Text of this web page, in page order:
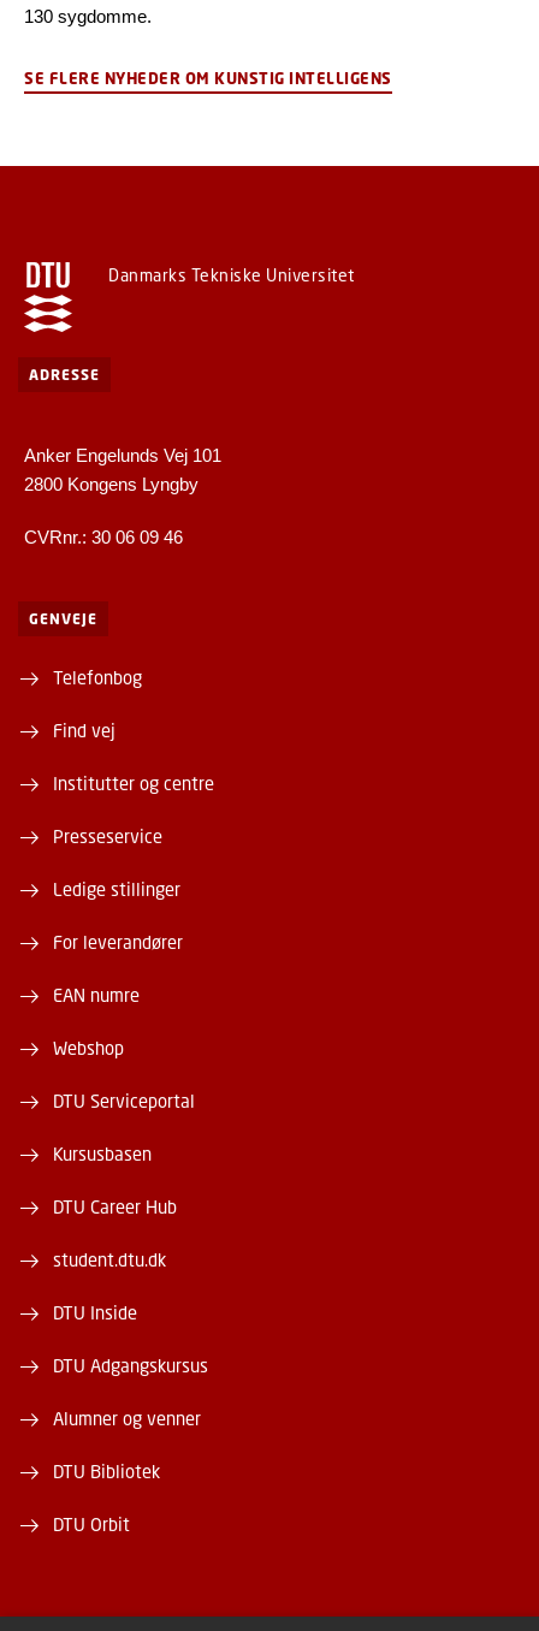
130 sygdomme.
SE FLERE NYHEDER OM KUNSTIG INTELLIGENS
Danmarks Tekniske Universitet
ADRESSE
Anker Engelunds Vej 101
2800 Kongens Lyngby
CVRnr.: 30 06 09 46
GENVEJE
Telefonbog
Find vej
Institutter og centre
Presseservice
Ledige stillinger
For leverandører
EAN numre
Webshop
DTU Serviceportal
Kursusbasen
DTU Career Hub
student.dtu.dk
DTU Inside
DTU Adgangskursus
Alumner og venner
DTU Bibliotek
DTU Orbit